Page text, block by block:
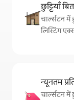
छुट्टियाँ
चार्ल्सटन में
लिस्टिंग
न्यूनतम
चार्ल्सटन में